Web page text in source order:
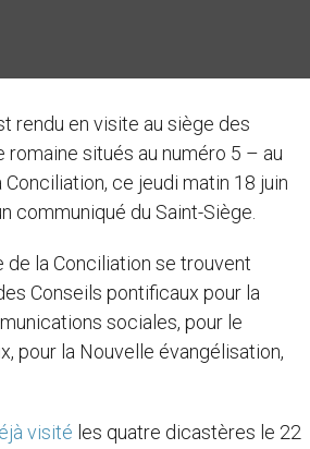
rendu en visite au siège des
romaine situés au numéro 5 – au
Conciliation, ce jeudi matin 18 juin
communiqué du Saint-Siège.
de la Conciliation se trouvent
Conseils pontificaux pour la
sociales, pour le
pour la Nouvelle évangélisation,
visité les quatre dicastères le 22